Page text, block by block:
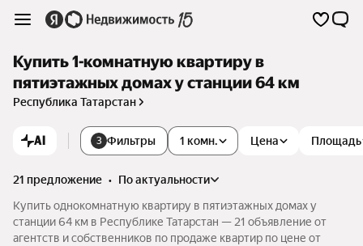
Купить 1-комнатную квартиру в
пятиэтажных домах у станции 64 км
Республика Татарстан
AI 3 Фильтры 1 комн. Цена Площадь
21 предложение •
по актуальности
Купить однокомнатную квартиру в пятиэтажных домах у
станции 64 км в Республике Татарстан — 21 объявление от
агентств и собственников по продаже квартир по цене от